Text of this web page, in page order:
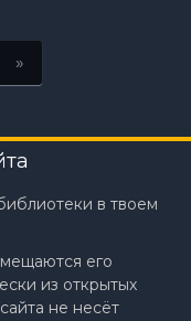
»
в твоем
его
из открытых
не несёт